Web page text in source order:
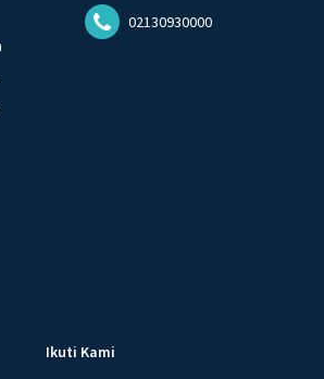
02130930000
Ikuti Kami